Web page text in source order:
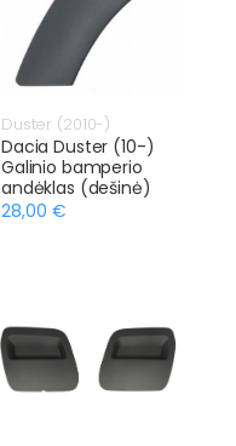
Duster (2010-)
Dacia Duster (10-)
Galinio bamperio
andėklas (dešinė)
28,00 €